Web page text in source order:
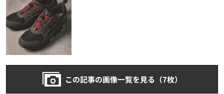
この記事の画像一覧を見る（7枚）